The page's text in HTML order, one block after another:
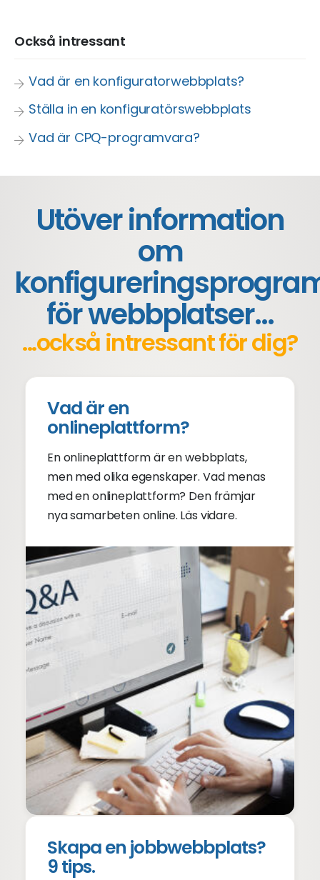
Också intressant
Vad är en konfiguratorwebbplats?
Ställa in en konfiguratörswebbplats
Vad är CPQ-programvara?
Utöver information
om
för webbplatser...
...också intressant för dig?
Vad är en
onlineplattform?
En onlineplattform är en webbplats,
men med olika egenskaper. Vad menas
med en onlineplattform? Den främjar
nya samarbeten online. Läs vidare.
Skapa en jobbwebbplats?
9 tips.